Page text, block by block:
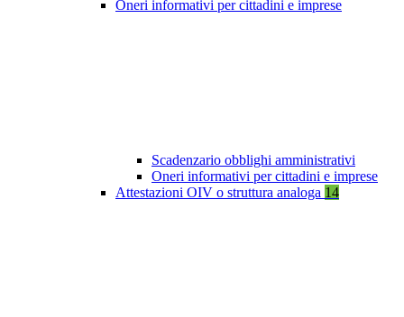
Oneri informativi per cittadini e imprese
Scadenzario obblighi amministrativi
Oneri informativi per cittadini e imprese
Attestazioni OIV o struttura analoga 14